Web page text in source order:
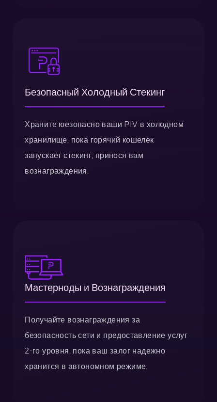
Безопасный Холодный Стекинг
Храните юезопасно ваши PIV в холодном
хранилище, пока горячий кошелек
запускает стекинг, принося вам
вознаграждения.
Мастерноды и Вознаграждения
Получайте вознаграждения за
безопасность сети и предоставление услуг
2-го уровня, пока ваш залог надежно
хранится в автономном режиме.